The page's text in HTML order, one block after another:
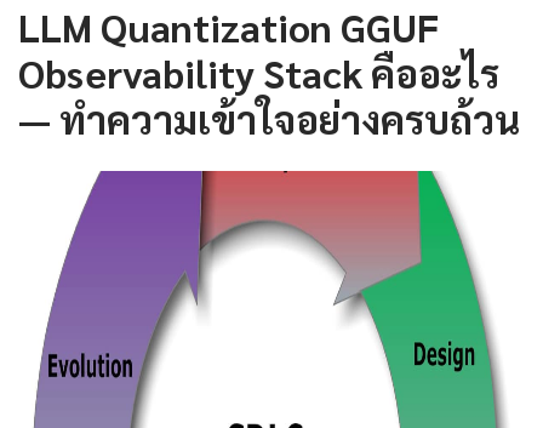
LLM Quantization GGUF
Observability Stack คืออะไร
— ทำความเข้าใจอย่างครบถ้วน